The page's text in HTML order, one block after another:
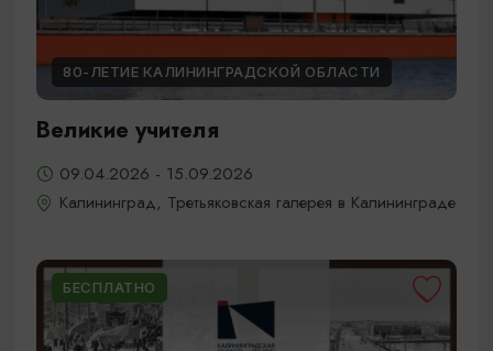
80-ЛЕТИЕ КАЛИНИНГРАДСКОЙ ОБЛАСТИ
Великие учителя
09.04.2026 - 15.09.2026
Калининград, Третьяковская галерея в Калининграде
БЕСПЛАТНО